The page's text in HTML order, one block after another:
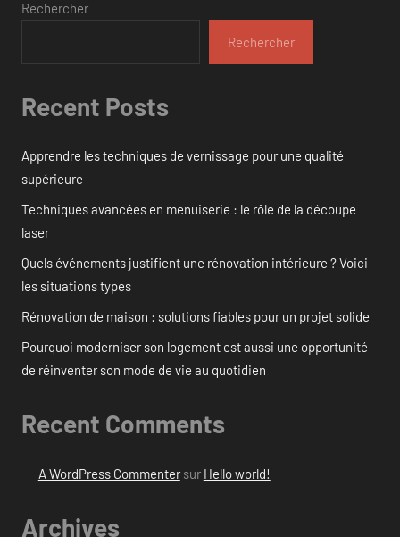
Rechercher
Rechercher
Recent Posts
Apprendre les techniques de vernissage pour une qualité
supérieure
Techniques avancées en menuiserie : le rôle de la découpe
laser
Quels événements justifient une rénovation intérieure ? Voici
les situations types
Rénovation de maison : solutions fiables pour un projet solide
Pourquoi moderniser son logement est aussi une opportunité
de réinventer son mode de vie au quotidien
Recent Comments
A WordPress Commentersur Hello world!
Archives